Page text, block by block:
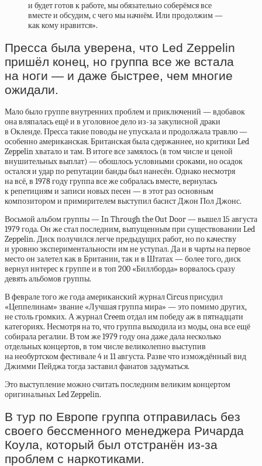
и будет готов к работе, мы обязательно соберёмся все
вместе и обсудим, с чего мы начнём. Или продолжим —
как кому нравится».
Пресса была уверена, что Led Zeppelin
пришёл конец, но группа все же встала
на ноги — и даже быстрее, чем многие
ожидали.
Мало было группе внутренних проблем и приключений — вдобавок
она вляпалась ещё и в уголовное дело из-за закулисной драки
в Окленде. Пресса такие поводы не упускала и продолжала травлю —
особенно американская. Британская была сдержаннее, но критики Led
Zeppelin хватало и там. В итоге все замялось (в том числе и ценой
внушительных выплат) — обошлось условными сроками, но осадок
остался и удар по репутации банды был нанесён. Однако несмотря
на всё, в 1978 году группа все же собралась вместе, вернулась
к репетициям и записи новых песен — в этот раз основным
композитором и примирителем выступил басист Джон Пол Джонс.
Восьмой альбом группы — In Through the Out Door — вышел 15 августа
1979 года. Он же стал последним, выпущенным при существовании Led
Zeppelin. Диск получился легче предыдущих работ, но по качеству
и уровню экспериментальности им не уступал. Да и в чарты на первое
место он залетел как в Британии, так и в Штатах — более того, диск
вернул интерес к группе и в топ 200 «Биллборда» ворвалось сразу
девять альбомов группы.
В феврале того же года американский журнал Circus присудил
«Цеппелинам» звание «Лучшая группа мира» — это помимо других,
не столь громких. А журнал Creem отдал им победу аж в пятнадцати
категориях. Несмотря на то, что группа выходила из моды, она все ещё
собирала регалии. В том же 1979 году она даже дала несколько
отдельных концертов, в том числе великолепно выступив
на необуртском фестивале 4 и 11 августа. Разве что измождённый вид
Джимми Пейджа тогда заставил фанатов задуматься.
Это выступление можно считать последним великим концертом
оригинальных Led Zeppelin.
В тур по Европе группа отправилась без
своего бессменного менеджера Ричарда
Коула, который был отстранён из-за
проблем с наркотиками.